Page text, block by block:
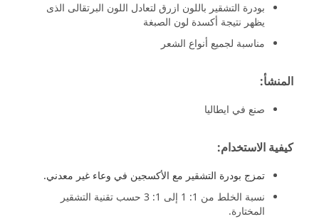
بودرة التشقير باللون ازرق لتعادل اللون البرتقالى الذى
يظهر نتيجة أكسدة لون الصبغة
مناسبة لجميع أنواع الشعر
المنشأ:
صنع في ايطاليا
كيفية الاستخدام:
تمزج بودرة التشقير مع الأكسجين في وعاء غير معدني.
نسبة الخلط من 1: 1 إلى 1: 3 حسب تقنية التشقير
المختارة.